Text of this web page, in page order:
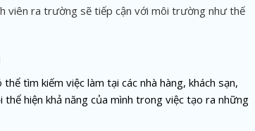
viên ra trường sẽ tiếp cận với môi trường như thế
tìm kiếm việc làm tại các nhà hàng, khách sạn,
thể hiện khả năng của mình trong việc tạo ra những